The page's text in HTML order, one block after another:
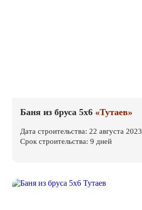
Баня из бруса 5х6 «Тутаев»
Дата строительства: 22 августа 2023
Срок строительства: 9 дней